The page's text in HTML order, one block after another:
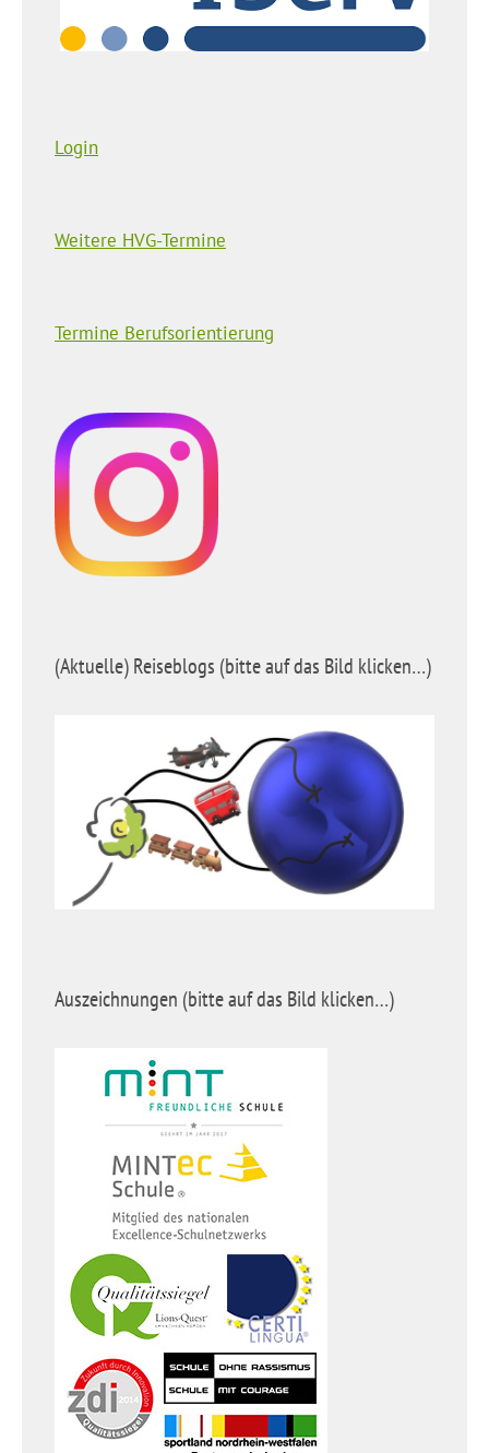
Login
Weitere HVG-Termine
Termine Berufsorientierung
(Aktuelle) Reiseblogs (bitte auf das Bild klicken…)
Auszeichnungen (bitte auf das Bild klicken…)